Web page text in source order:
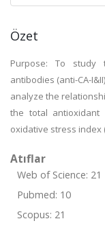
Özet
Purpose: To study
antibodies (anti-CA-
analyze the
the total antioxidant
oxidative stress index
Atıflar
Web of Science: 21
Pubmed: 10
Scopus: 21